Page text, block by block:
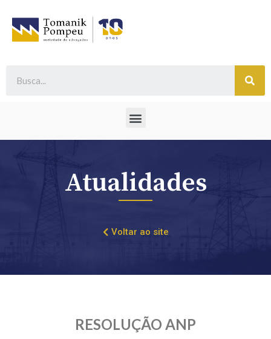
Atualidades
Voltar ao site
RESOLUÇÃO ANP